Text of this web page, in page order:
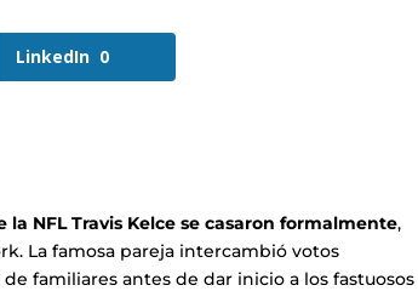
LinkedIn 0
NFL Travis Kelce se casaron formalmente,
La famosa pareja intercambió votos
familiares antes de dar inicio a los fastuosos